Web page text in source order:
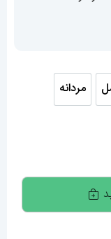
کامل مردانه